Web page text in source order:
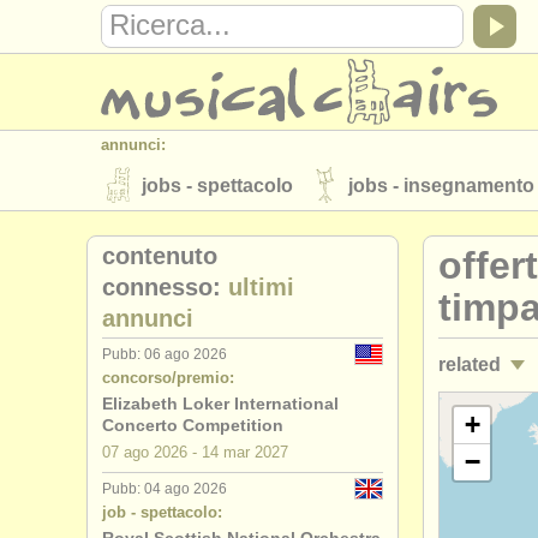
annunci:
jobs - spettacolo jobs - insegnamento
strumenti in vendita strumenti rubati
elenchi:
orchestre e teatri lirici conservatori
musicalchairs:
riguardo musicalchairs contattaci
editori:
pubblica con noi find out about our
related
jobs -
corsi/
degree
+
−
contenuto
connesso: ultimi
annunci
Pubb: 06 ago 2026
concorso/premio:
Elizabeth Loker International
Concerto Competition
07 ago 2026 - 14 mar 2027
Pubb: 04 ago 2026
job - spettacolo: